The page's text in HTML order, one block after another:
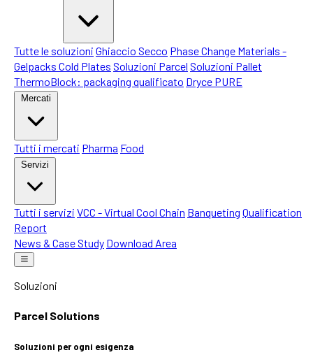
Tutte le soluzioni Ghiaccio Secco Phase Change Materials -
Gelpacks Cold Plates Soluzioni Parcel Soluzioni Pallet
ThermoBlock: packaging qualificato Dryce PURE
Mercati
Tutti i mercati Pharma Food
Servizi
Tutti i servizi VCC - Virtual Cool Chain Banqueting Qualification
Report
News & Case Study Download Area
Soluzioni
Parcel Solutions
Soluzioni per ogni esigenza